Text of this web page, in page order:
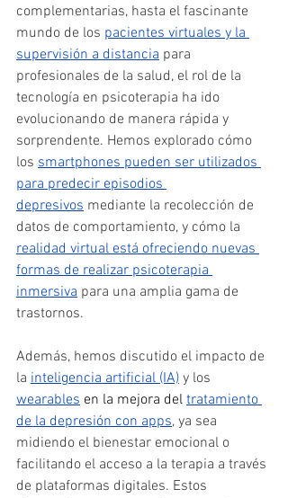
complementarias​, hasta el fascinante
mundo de los pacientes virtuales y la
supervisión a distancia para
profesionales de la salud​, el rol de la
tecnología en psicoterapia ha ido
evolucionando de manera rápida y
sorprendente. Hemos explorado cómo
los smartphones pueden ser utilizados
para predecir episodios
depresivos mediante la recolección de
datos de comportamiento​, y cómo la
realidad virtual está ofreciendo nuevas
formas de realizar psicoterapia
inmersiva para una amplia gama de
trastornos​.
Además, hemos discutido el impacto de
la inteligencia artificial (IA) y los
wearables en la mejora del tratamiento
de la depresión con apps, ya sea
midiendo el bienestar emocional o
facilitando el acceso a la terapia a través
de plataformas digitales​​. Estos